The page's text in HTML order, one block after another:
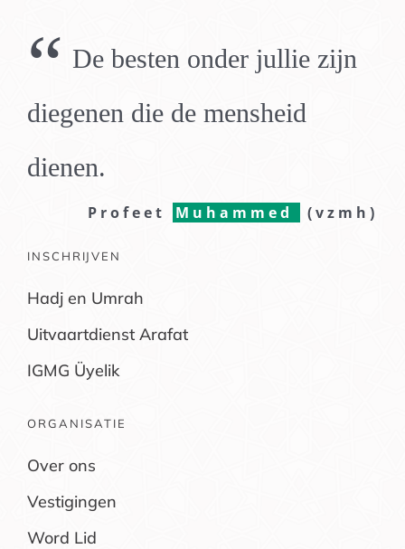
“ De besten onder jullie zijn
diegenen die de mensheid
dienen.
Profeet Muhammed (vzmh)
INSCHRIJVEN
Hadj en Umrah
Uitvaartdienst Arafat
IGMG Üyelik
ORGANISATIE
Over ons
Vestigingen
Word Lid